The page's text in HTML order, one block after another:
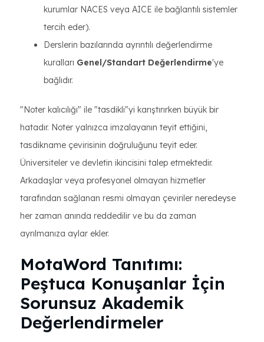
kurumlar NACES veya AICE ile bağlantılı sistemler
tercih eder).
Derslerin bazılarında ayrıntılı değerlendirme
kuralları Genel/Standart Değerlendirme'ye
bağlıdır.
"Noter kalıcılığı" ile "tasdikli"yi karıştırırken büyük bir
hatadır. Noter yalnızca imzalayanın teyit ettiğini,
tasdikname çevirisinin doğruluğunu teyit eder.
Üniversiteler ve devletin ikincisini talep etmektedir.
Arkadaşlar veya profesyonel olmayan hizmetler
tarafından sağlanan resmi olmayan çeviriler neredeyse
her zaman anında reddedilir ve bu da zaman
ayrılmanıza aylar ekler.
MotaWord Tanıtımı:
Peştuca Konuşanlar İçin
Sorunsuz Akademik
Değerlendirmeler